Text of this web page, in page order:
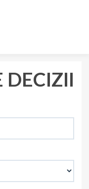
DECIZII